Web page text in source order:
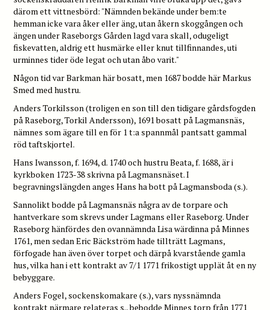
därom ett vittnesbörd: "Nämnden bekände under bem:te
hemman icke vara åker eller äng, utan åkern skoggången och
ängen under Raseborgs Gården lagd vara skall, odugeligt
fiskevatten, aldrig ett husmärke eller knut tillfinnandes, uti
urminnes tider öde legat och utan åbo varit."
Någon tid var Barkman här bosatt, men 1687 bodde här Markus
Smed med hustru.
Anders Torkilsson (troligen en son till den tidigare gårdsfogden
på Raseborg, Torkil Andersson), 1691 bosatt på Lagmansnäs,
nämnes som ägare till en för 1 t:a spannmål pantsatt gammal
röd taftskjortel.
Hans Iwansson, f. 1694, d. 1740 och hustru Beata, f. 1688, är i
kyrkboken 1723-38 skrivna på Lagmansnäset. I
begravningslängden anges Hans ha bott på Lagmansboda (s.).
Sannolikt bodde på Lagmansnäs några av de torpare och
hantverkare som skrevs under Lagmans eller Raseborg. Under
Raseborg hänfördes den ovannämnda Lisa wärdinna på Minnes
1761, men sedan Eric Bäckström hade tillträtt Lagmans,
förfogade han även över torpet och därpå kvarstående gamla
hus, vilka han i ett kontrakt av 7/1 1771 frikostigt upplät åt en ny
bebyggare.
Anders Fogel, sockenskomakare (s.), vars nyssnämnda
kontrakt närmare relateras s., bebodde Minnes torp från 1771